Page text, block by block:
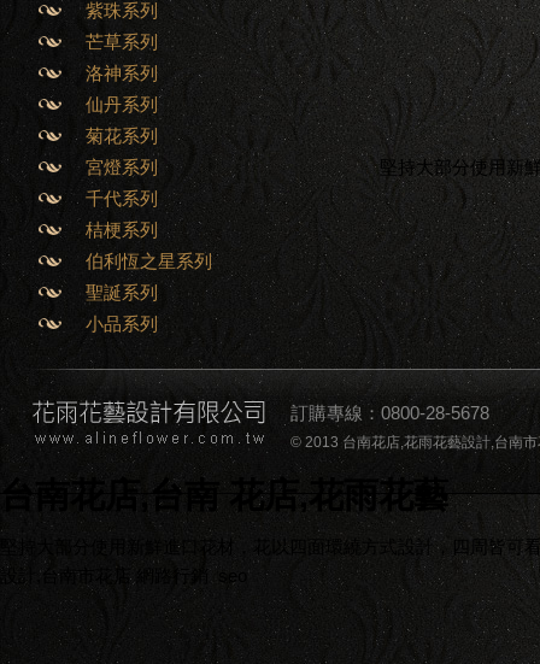
紫珠系列
芒草系列
洛神系列
仙丹系列
菊花系列
宮燈系列
千代系列
桔梗系列
伯利恆之星系列
聖誕系列
小品系列
堅持大部分使用新
訂購專線：0800-28-5678
© 2013 台南花店,花雨花藝設計,台南
台南花店,台南 花店,花雨花藝
堅持大部分使用新鮮進口花材，花以四面環繞方式設計，四周皆
設計,台南市花店
網路行銷 seo